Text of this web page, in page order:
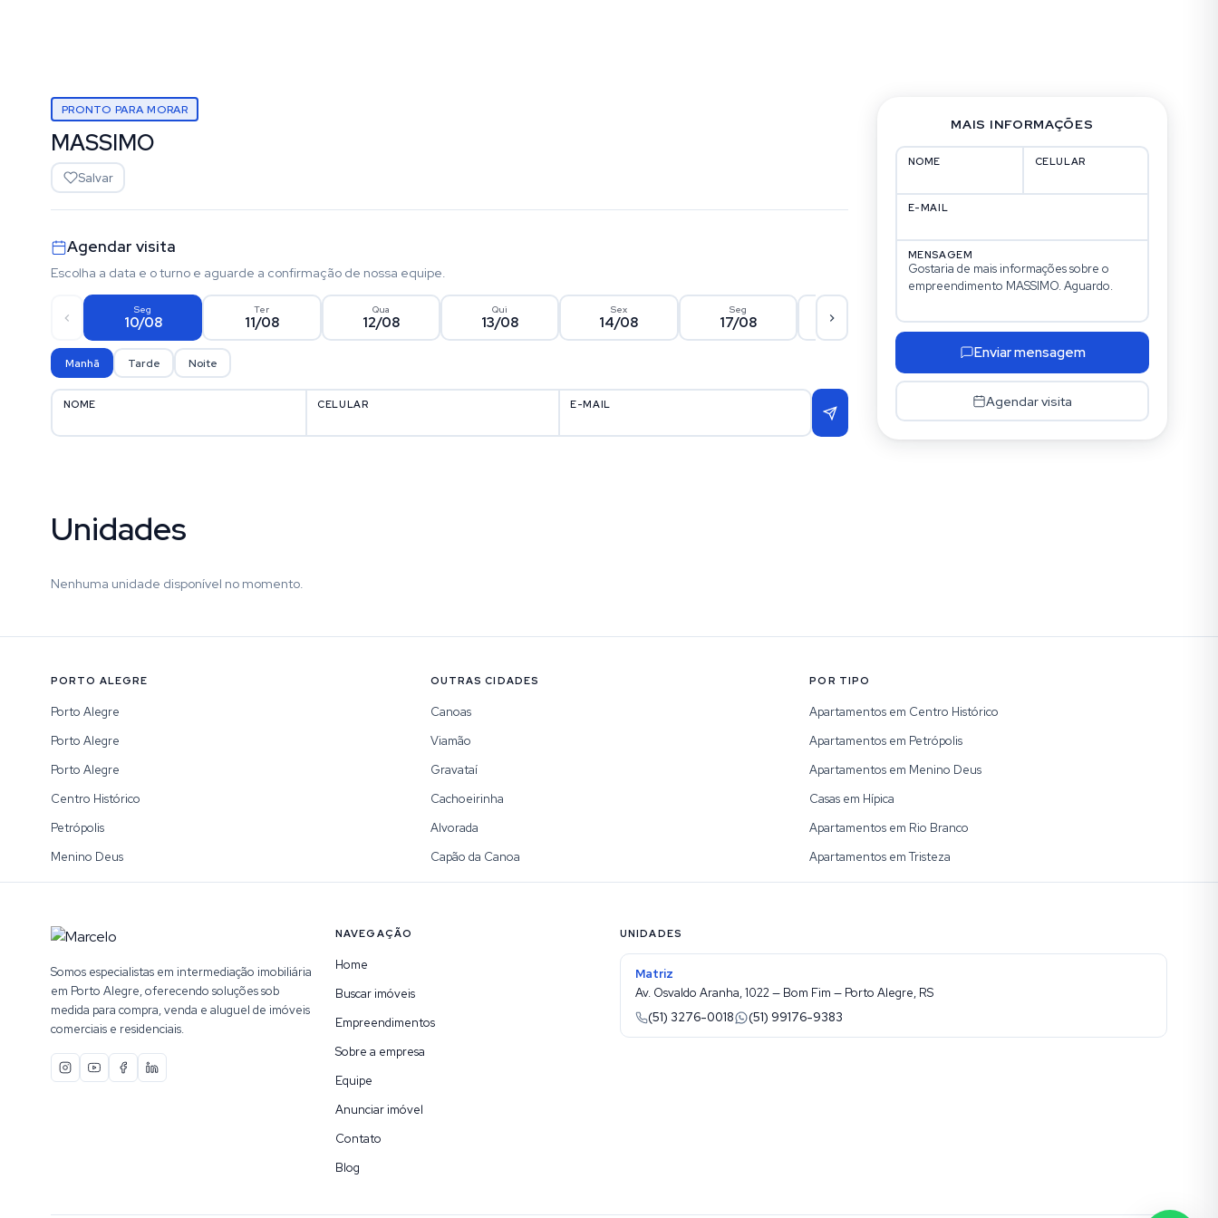
PRONTO PARA MORAR
MASSIMO
Salvar
Agendar visita
Escolha a data e o turno e aguarde a confirmação de nossa equipe.
Seg
10/08
Ter
11/08
Qua
12/08
Qui
13/08
Sex
14/08
Seg
17/08 19/08 20/08
Manhã Tarde Noite
NOME CELULAR E-MAIL
MAIS INFORMAÇÕES
NOME CELULAR
E-MAIL
MENSAGEM
Enviar mensagem
Agendar visita
Unidades
Nenhuma unidade disponível no momento.
PORTO ALEGRE
Porto Alegre
Porto Alegre
Porto Alegre
Centro Histórico
Petrópolis
Menino Deus
OUTRAS CIDADES
Canoas
Viamão
Gravataí
Cachoeirinha
Alvorada
Capão da Canoa
POR TIPO
Apartamentos em Centro Histórico
Apartamentos em Petrópolis
Apartamentos em Menino Deus
Casas em Hípica
Apartamentos em Rio Branco
Apartamentos em Tristeza
Somos especialistas em intermediação imobiliária
em Porto Alegre, oferecendo soluções sob
medida para compra, venda e aluguel de imóveis
comerciais e residenciais.
NAVEGAÇÃO
Home
Buscar imóveis
Empreendimentos
Sobre a empresa
Equipe
Anunciar imóvel
Contato
Blog
UNIDADES
Matriz
Av. Osvaldo Aranha, 1022 — Bom Fim — Porto Alegre, RS
(51) 3276-0018
(51) 99176-9383